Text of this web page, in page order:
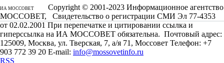
ИА МОССОВЕТ
Copyright © 2001-2023 Информационное агентство
МОССОВЕТ, Свидетельство о регистрации СМИ Эл 77-4353
от 02.02.2001 При перепечатке и цитировании ссылка и
гиперссылка на ИА МОССОВЕТ обязательна. Почтовый адрес:
125009, Москва, ул. Тверская, 7, а/я 71, Моссовет Телефон: +7
903 772 39 20 E-mail: info@mossovetinfo.ru
RSS